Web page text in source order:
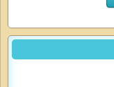
מטבח חוץ מאובזר ועוד